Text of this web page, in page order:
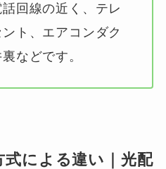
回線の近く、テレ
ト、エアコンダク
などです。
による違い｜光配